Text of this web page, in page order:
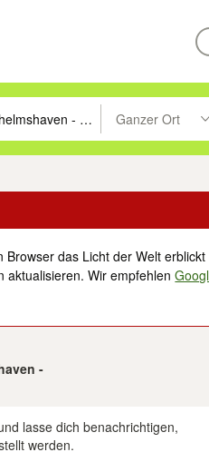
den Pfeiltasten nach oben/
Ort eingeben. Eingabetaste
Ganzer Ort
Suche im
das Licht der Welt
aktualisieren. Wir empfehlen
-
lasse dich benachrichtigen,
werden.